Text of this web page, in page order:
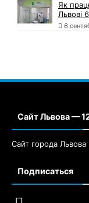
Як
Львові
6
Сайт Львова —
Сайт города Львова
Подписаться